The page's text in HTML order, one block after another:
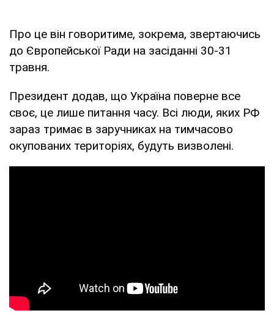
Про це він говоритиме, зокрема, звертаючись
до Європейської Ради на засіданні 30-31
травня.
Президент додав, що Україна поверне все
своє, це лише питання часу. Всі люди, яких РФ
зараз тримає в заручниках на тимчасово
окупованих територіях, будуть визволені.